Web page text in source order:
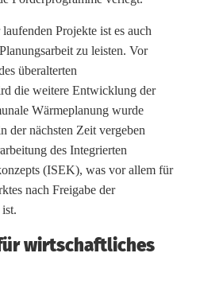
Projekte ist es auch
zu leisten. Vor
überalterten
die weitere Entwicklung der
Wärmeplanung wurde
der nächsten Zeit vergeben
des Integrierten
(ISEK), was vor allem für
nach Freigabe der
wirtschaftliches